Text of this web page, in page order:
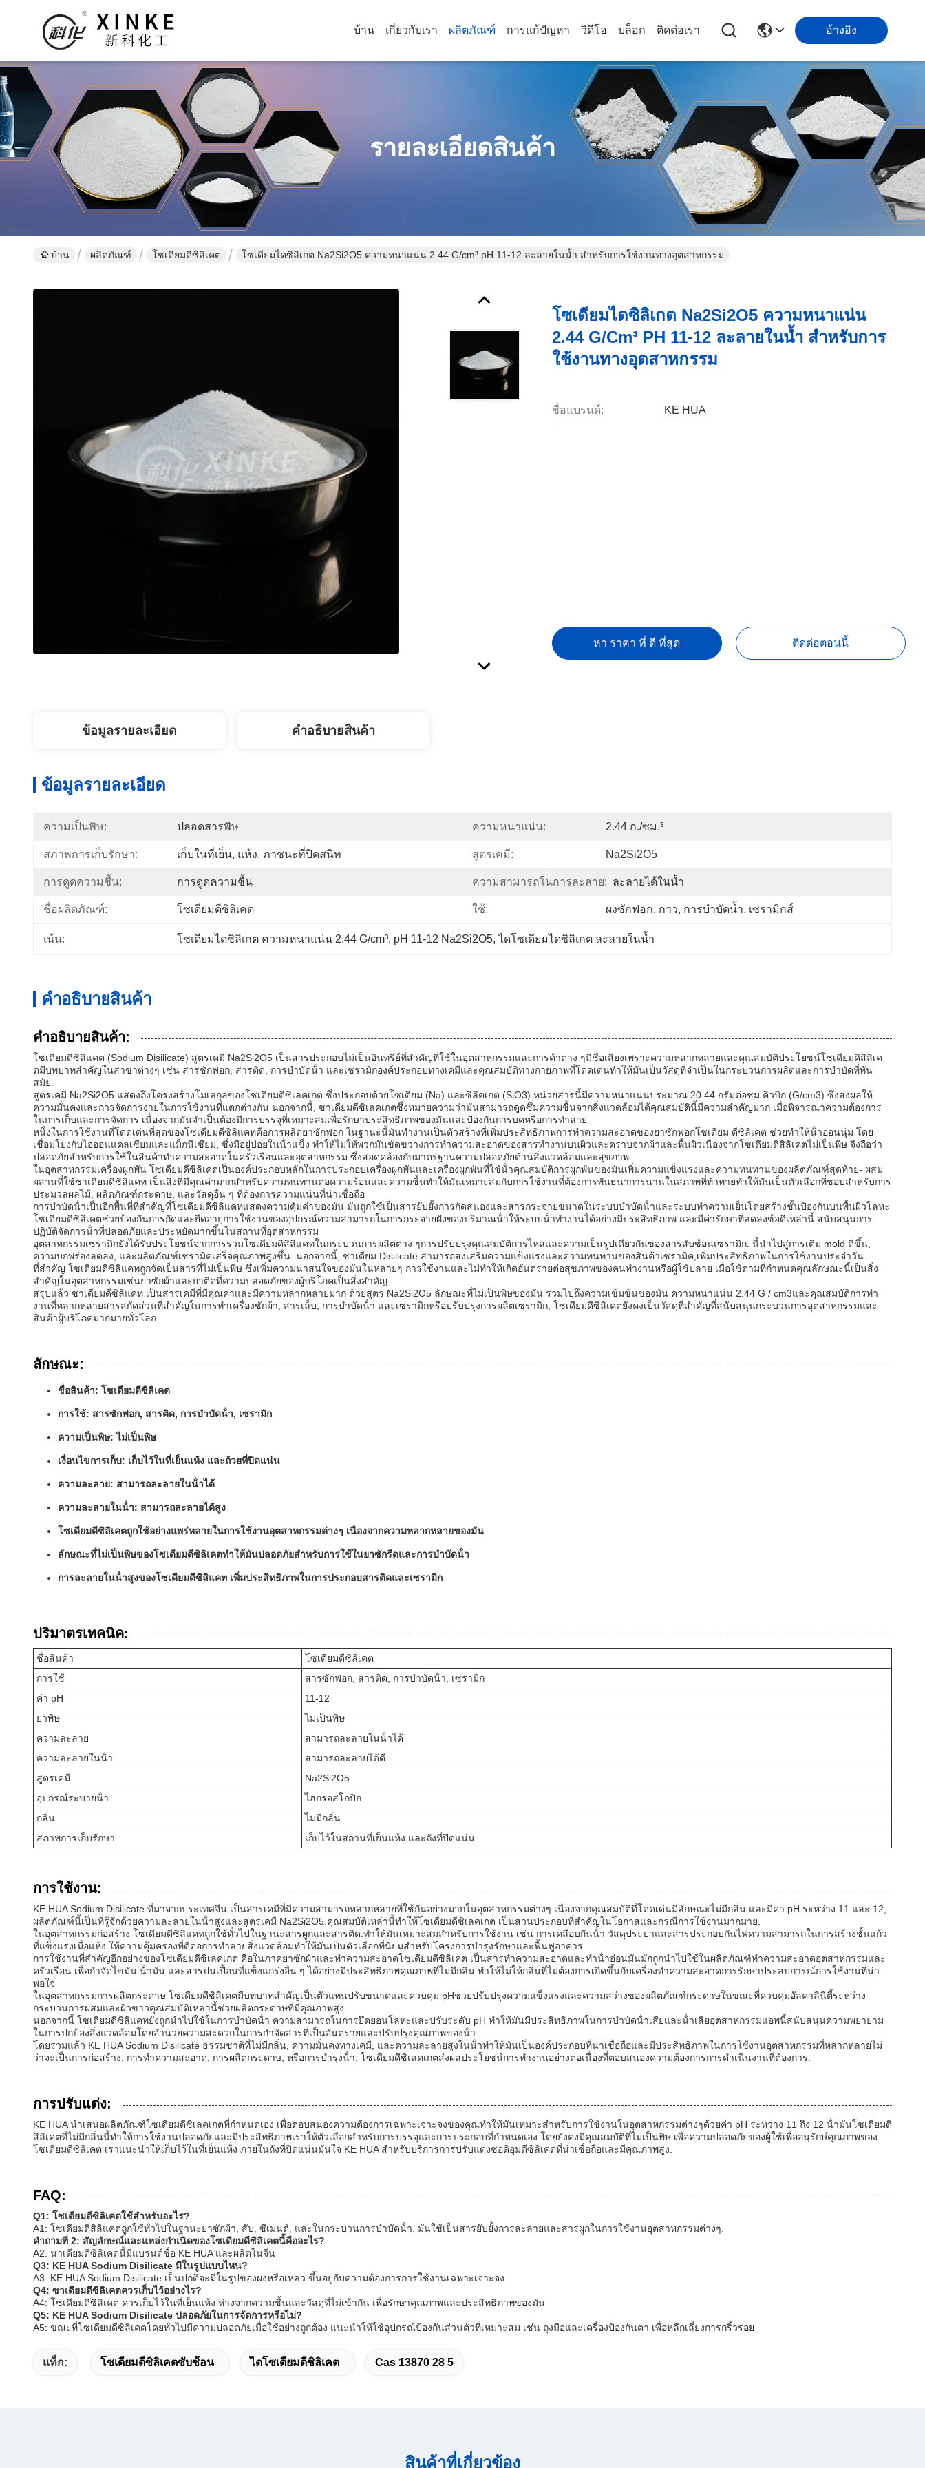
บ้าน เกี่ยวกับเรา ผลิตภัณฑ์ การแก้ปัญหา วิดีโอ บล็อก ติดต่อเรา อ้างอิง
รายละเอียดสินค้า
บ้าน ผลิตภัณฑ์ โซเดียมดีซิลิเคต โซเดียมไดซิลิเกต Na2Si2O5 ความหนาแน่น 2.44 G/cm³ pH 11-12 ละลายในน้ำ สำหรับการใช้งานทางอุตสาหกรรม
โซเดียมไดซิลิเกต Na2Si2O5 ความหนาแน่น
2.44 G/cm³ PH 11-12 ละลายในน้ำ สำหรับการ
ใช้งานทางอุตสาหกรรม
ชื่อแบรนด์: KE HUA
หา ราคา ที่ ดี ที่สุด ติดต่อตอนนี้
ข้อมูลรายละเอียด คําอธิบายสินค้า
ข้อมูลรายละเอียด
ความเป็นพิษ: ปลอดสารพิษ ความหนาแน่น: 2.44 ก./ซม.³
สภาพการเก็บรักษา: เก็บในที่เย็น, แห้ง, ภาชนะที่ปิดสนิท สูตรเคมี: Na2Si2O5
การดูดความชื้น: การดูดความชื้น ความสามารถในการละลาย: ละลายได้ในน้ำ
ชื่อผลิตภัณฑ์: โซเดียมดีซิลิเคต ใช้: ผงซักฟอก, กาว, การบำบัดน้ำ, เซรามิกส์
เน้น: โซเดียมไดซิลิเกต ความหนาแน่น 2.44 G/cm³, pH 11-12 Na2Si2O5, ไดโซเดียมไดซิลิเกต ละลายในน้ำ
คําอธิบายสินค้า
คําอธิบายสินค้า:
โซเดียมดีซิลิแคต (Sodium Disilicate) สูตรเคมี Na2Si2O5 เป็นสารประกอบไม่เป็นอินทรีย์ที่สําคัญที่ใช้ในอุตสาหกรรมและการค้าต่าง ๆมีชื่อเสียงเพราะความหลากหลายและคุณสมบัติประโยชน์โซเดียมดิสิลิเค
ตมีบทบาทสําคัญในสาขาต่างๆ เช่น สารซักฟอก, สารติด, การบําบัดน้ํา และเซรามิกองค์ประกอบทางเคมีและคุณสมบัติทางกายภาพที่โดดเด่นทําให้มันเป็นวัสดุที่จําเป็นในกระบวนการผลิตและการบําบัดที่ทัน
สมัย.
สูตรเคมี Na2Si2O5 แสดงถึงโครงสร้างโมเลกุลของโซเดียมดีซิเลคเกต ซึ่งประกอบด้วยโซเดียม (Na) และซิลิคเกต (SiO3) หน่วยสารนี้มีความหนาแน่นประมาณ 20.44 กรัมต่อซม.คิวบิก (G/cm3) ซึ่งส่งผลให้
ความมั่นคงและการจัดการง่ายในการใช้งานที่แตกต่างกัน นอกจากนี้, ซาเดียมดีซิเลคเกตซึ่งหมายความว่ามันสามารถดูดซึมความชื้นจากสิ่งแวดล้อมได้คุณสมบัตินี้มีความสําคัญมาก เมื่อพิจารณาความต้องการ
ในการเก็บและการจัดการ เนื่องจากมันจําเป็นต้องมีการบรรจุที่เหมาะสมเพื่อรักษาประสิทธิภาพของมันและป้องกันการบดหรือการทําลาย
หนึ่งในการใช้งานที่โดดเด่นที่สุดของโซเดียมดีซิลิแคทคือการผลิตยาซักฟอก ในฐานะนี้มันทํางานเป็นตัวสร้างที่เพิ่มประสิทธิภาพการทําความสะอาดของยาซักฟอกโซเดียม ดีซิลิเคต ช่วยทําให้น้ําอ่อนนุ่ม โดย
เชื่อมโยงกับไอออนแคลเซียมและแม็กนีเซียม, ซึ่งมีอยู่บ่อยในน้ําแข็ง ทําให้ไม่ให้พวกมันขัดขวางการทําความสะอาดของสารทํางานบนผิวและคราบจากผ้าและพื้นผิวเนื่องจากโซเดียมดิสิลิเคตไม่เป็นพิษ จึงถือว่า
ปลอดภัยสําหรับการใช้ในสินค้าทําความสะอาดในครัวเรือนและอุตสาหกรรม ซึ่งสอดคล้องกับมาตรฐานความปลอดภัยด้านสิ่งแวดล้อมและสุขภาพ
ในอุตสาหกรรมเครื่องผูกพัน โซเดียมดีซิลิเคตเป็นองค์ประกอบหลักในการประกอบเครื่องผูกพันและเครื่องผูกพันที่ใช้น้ําคุณสมบัติการผูกพันของมันเพิ่มความแข็งแรงและความทนทานของผลิตภัณฑ์สุดท้าย- ผสม
ผสานที่ใช้ซาเดียมดีซิลิแคท เป็นสิ่งที่มีคุณค่ามากสําหรับความทนทานต่อความร้อนและความชื้นทําให้มันเหมาะสมกับการใช้งานที่ต้องการพันธนาการนานในสภาพที่ท้าทายทําให้มันเป็นตัวเลือกที่ชอบสําหรับการ
ประมวลผลไม้, ผลิตภัณฑ์กระดาษ, และวัสดุอื่น ๆ ที่ต้องการความแน่นที่น่าเชื่อถือ
การบําบัดน้ําเป็นอีกพื้นที่ที่สําคัญที่โซเดียมดีซิลิแคทแสดงความคุ้มค่าของมัน มันถูกใช้เป็นสารยับยั้งการกัดสนองและสารกระจายขนาดในระบบบําบัดน้ําและระบบทําความเย็นโดยสร้างชั้นป้องกันบนพื้นผิวโลหะ
โซเดียมดีซิลิเคตช่วยป้องกันการกัดและยืดอายุการใช้งานของอุปกรณ์ความสามารถในการกระจายฝังของปริมาณน้ําให้ระบบน้ําทํางานได้อย่างมีประสิทธิภาพ และมีค่ารักษาที่ลดลงข้อดีเหล่านี้ สนับสนุนการ
ปฏิบัติจัดการน้ําที่ปลอดภัยและประหยัดมากขึ้นในสถานที่อุตสาหกรรม
อุตสาหกรรมเซรามิกยังได้รับประโยชน์จากการรวมโซเดียมดิสิลิแคทในกระบวนการผลิตต่าง ๆการปรับปรุงคุณสมบัติการไหลและความเป็นรูปเดียวกันของสารสับซ้อนเซรามิก. นี้นําไปสู่การเติม mold ดีขึ้น,
ความบกพร่องลดลง, และผลิตภัณฑ์เซรามิคเสร็จคุณภาพสูงขึ้น. นอกจากนี้, ซาเดียม Disilicate สามารถส่งเสริมความแข็งแรงและความทนทานของสินค้าเซรามิค,เพิ่มประสิทธิภาพในการใช้งานประจําวัน.
ที่สําคัญ โซเดียมดีซิลิแคทถูกจัดเป็นสารที่ไม่เป็นพิษ ซึ่งเพิ่มความน่าสนใจของมันในหลายๆ การใช้งานและไม่ทําให้เกิดอันตรายต่อสุขภาพของคนทํางานหรือผู้ใช้ปลาย เมื่อใช้ตามที่กําหนดคุณลักษณะนี้เป็นสิ่ง
สําคัญในอุตสาหกรรมเช่นยาซักผ้าและยาติดที่ความปลอดภัยของผู้บริโภคเป็นสิ่งสําคัญ
สรุปแล้ว ซาเดียมดีซิลิแคท เป็นสารเคมีที่มีคุณค่าและมีความหลากหลายมาก ด้วยสูตร Na2Si2O5 ลักษณะที่ไม่เป็นพิษของมัน รวมไปถึงความเข้มข้นของมัน ความหนาแน่น 2.44 G / cm3และคุณสมบัติการทํา
งานที่หลากหลายสารสกัดส่วนที่สําคัญในการทําเครื่องซักผ้า, สารเล็บ, การบําบัดน้ํา และเซรามิกหรือปรับปรุงการผลิตเซรามิก, โซเดียมดีซิลิเคตยังคงเป็นวัสดุที่สําคัญที่สนับสนุนกระบวนการอุตสาหกรรมและ
สินค้าผู้บริโภคมากมายทั่วโลก
ลักษณะ:
ชื่อสินค้า: โซเดียมดีซิลิเคต
การใช้: สารซักฟอก, สารติด, การบําบัดน้ํา, เซรามิก
ความเป็นพิษ: ไม่เป็นพิษ
เงื่อนไขการเก็บ: เก็บไว้ในที่เย็นแห้ง และถ้วยที่ปิดแน่น
ความละลาย: สามารถละลายในน้ําได้
ความละลายในน้ํา: สามารถละลายได้สูง
โซเดียมดีซิลิเคตถูกใช้อย่างแพร่หลายในการใช้งานอุตสาหกรรมต่างๆ เนื่องจากความหลากหลายของมัน
ลักษณะที่ไม่เป็นพิษของโซเดียมดีซิลิเคตทําให้มันปลอดภัยสําหรับการใช้ในยาซักรีดและการบําบัดน้ํา
การละลายในน้ําสูงของโซเดียมดีซิลิแคท เพิ่มประสิทธิภาพในการประกอบสารติดและเซรามิก
ปริมาตรเทคนิค:
ชื่อสินค้า
โซเดียมดีซิลิเคต
การใช้
สารซักฟอก, สารติด, การบําบัดน้ํา, เซรามิก
ค่า pH
11-12
ยาพิษ
ไม่เป็นพิษ
ความละลาย
สามารถละลายในน้ําได้
ความละลายในน้ํา
สามารถละลายได้ดี
สูตรเคมี
Na2Si2O5
อุปกรณ์ระบายน้ํา
ไฮกรอสโกปิก
กลิ่น
ไม่มีกลิ่น
สภาพการเก็บรักษา
เก็บไว้ในสถานที่เย็นแห้ง และถังที่ปิดแน่น
การใช้งาน:
KE HUA Sodium Disilicate ที่มาจากประเทศจีน เป็นสารเคมีที่มีความสามารถหลากหลายที่ใช้กันอย่างมากในอุตสาหกรรมต่างๆ เนื่องจากคุณสมบัติที่โดดเด่นมีลักษณะไม่มีกลิ่น และมีค่า pH ระหว่าง 11 และ 12,
ผลิตภัณฑ์นี้เป็นที่รู้จักด้วยความละลายในน้ําสูงและสูตรเคมี Na2Si2O5.คุณสมบัติเหล่านี้ทําให้โซเดียมดีซิเลคเกต เป็นส่วนประกอบที่สําคัญในโอกาสและกรณีการใช้งานมากมาย.
ในอุตสาหกรรมก่อสร้าง โซเดียมดีซิลิแคทถูกใช้ทั่วไปในฐานะสารผูกและสารติด.ทําให้มันเหมาะสมสําหรับการใช้งาน เช่น การเคลือบกันน้ํา วัสดุประปาและสารประกอบกันไฟความสามารถในการสร้างชั้นแก้ว
ที่แข็งแรงเมื่อแห้ง ให้ความคุ้มครองที่ดีต่อการทําลายสิ่งแวดล้อมทําให้มันเป็นตัวเลือกที่นิยมสําหรับโครงการบํารุงรักษาและฟื้นฟูอาคาร
การใช้งานที่สําคัญอีกอย่างของโซเดียมดีซิเลคเกต คือในภาคยาซักผ้าและทําความสะอาดโซเดียมดีซิลิเคต เป็นสารทําความสะอาดและทําน้ําอ่อนมันมักถูกนําไปใช้ในผลิตภัณฑ์ทําความสะอาดอุตสาหกรรมและ
ครัวเรือน เพื่อกําจัดไขมัน น้ํามัน และสารปนเปื้อนที่แข็งแกร่งอื่น ๆ ได้อย่างมีประสิทธิภาพคุณภาพที่ไม่มีกลิ่น ทําให้ไม่ให้กลิ่นที่ไม่ต้องการเกิดขึ้นกับเครื่องทําความสะอาดการรักษาประสบการณ์การใช้งานที่น่า
พอใจ
ในอุตสาหกรรมการผลิตกระดาษ โซเดียมดีซิลิเคตมีบทบาทสําคัญเป็นตัวแทนปรับขนาดและควบคุม pHช่วยปรับปรุงความแข็งแรงและความสว่างของผลิตภัณฑ์กระดาษในขณะที่ควบคุมอัลคาลินิตี้ระหว่าง
กระบวนการผสมและผิวขาวคุณสมบัติเหล่านี้ช่วยผลิตกระดาษที่มีคุณภาพสูง
นอกจากนี้ โซเดียมดีซิลิแคทยังถูกนําไปใช้ในการบําบัดน้ํา ความสามารถในการยึดยอนโลหะและปรับระดับ pH ทําให้มันมีประสิทธิภาพในการบําบัดน้ําเสียและน้ําเสียอุตสาหกรรมแอพนี้สนับสนุนความพยายาม
ในการปกป้องสิ่งแวดล้อมโดยอํานวยความสะดวกในการกําจัดสารที่เป็นอันตรายและปรับปรุงคุณภาพของน้ํา.
โดยรวมแล้ว KE HUA Sodium Disilicate ธรรมชาติที่ไม่มีกลิ่น, ความมั่นคงทางเคมี, และความละลายสูงในน้ําทําให้มันเป็นองค์ประกอบที่น่าเชื่อถือและมีประสิทธิภาพในการใช้งานอุตสาหกรรมที่หลากหลายไม่
ว่าจะเป็นการก่อสร้าง, การทําความสะอาด, การผลิตกระดาษ, หรือการบํารุงน้ํา, โซเดียมดีซิเลคเกตส่งผลประโยชน์การทํางานอย่างต่อเนื่องที่ตอบสนองความต้องการการดําเนินงานที่ต้องการ.
การปรับแต่ง:
KE HUA นําเสนอผลิตภัณฑ์โซเดียมดีซิเลคเกตที่กําหนดเอง เพื่อตอบสนองความต้องการเฉพาะเจาะจงของคุณทําให้มันเหมาะสําหรับการใช้งานในอุตสาหกรรมต่างๆด้วยค่า pH ระหว่าง 11 ถึง 12 น้ํามันโซเดียมดิ
สิลิเคตที่ไม่มีกลิ่นนี้ทําให้การใช้งานปลอดภัยและมีประสิทธิภาพเราให้ตัวเลือกสําหรับการบรรจุและการประกอบที่กําหนดเอง โดยยังคงมีคุณสมบัติที่ไม่เป็นพิษ เพื่อความปลอดภัยของผู้ใช้เพื่ออนุรักษ์คุณภาพของ
โซเดียมดีซิลิเคต เราแนะนําให้เก็บไว้ในที่เย็นแห้ง ภายในถังที่ปิดแน่นมั่นใจ KE HUA สําหรับบริการการปรับแต่งซอดิอุมดีซิลิเคตที่น่าเชื่อถือและมีคุณภาพสูง.
FAQ:
Q1: โซเดียมดีซิลิเคตใช้สําหรับอะไร?
A1: โซเดียมดิสิลิแคตถูกใช้ทั่วไปในฐานะยาซักผ้า, สับ, ซีเมนต์, และในกระบวนการบําบัดน้ํา. มันใช้เป็นสารยับยั้งการละลายและสารผูกในการใช้งานอุตสาหกรรมต่างๆ.
คําถามที่ 2: สัญลักษณ์และแหล่งกําเนิดของโซเดียมดีซิลิเคตนี้คืออะไร?
A2: นาเดียมดีซิลิเคตนี้มีแบรนด์ชื่อ KE HUA และผลิตในจีน
Q3: KE HUA Sodium Disilicate มีในรูปแบบไหน?
A3: KE HUA Sodium Disilicate เป็นปกติจะมีในรูปของผงหรือเหลว ขึ้นอยู่กับความต้องการการใช้งานเฉพาะเจาะจง
Q4: ซาเดียมดีซิลิเคตควรเก็บไว้อย่างไร?
A4: โซเดียมดีซิลิเคต ควรเก็บไว้ในที่เย็นแห้ง ห่างจากความชื้นและวัสดุที่ไม่เข้ากัน เพื่อรักษาคุณภาพและประสิทธิภาพของมัน
Q5: KE HUA Sodium Disilicate ปลอดภัยในการจัดการหรือไม่?
A5: ขณะที่โซเดียมดีซิลิเคตโดยทั่วไปมีความปลอดภัยเมื่อใช้อย่างถูกต้อง แนะนําให้ใช้อุปกรณ์ป้องกันส่วนตัวที่เหมาะสม เช่น ถุงมือและเครื่องป้องกันตา เพื่อหลีกเลี่ยงการกริ้วรอย
แท็ก: โซเดียมดีซิลิเคตซับซ้อน ไดโซเดียมดีซิลิเคต Cas 13870 28 5
สินค้าที่เกี่ยวข้อง